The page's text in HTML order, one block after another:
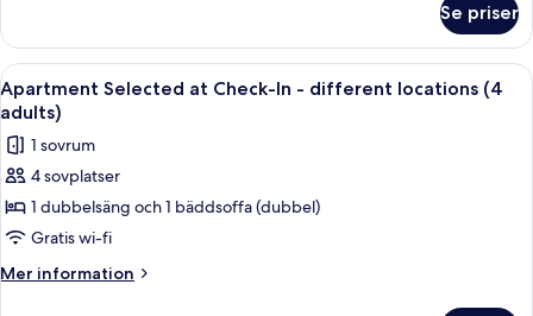
different
locations
(2
adults)
Selected
at
Check-
In
different
locations
adults)
Se priser
Öppna
alla
foton
för
Apartment
Selected
at
Check-
En snyggt bäddad säng med ett
16
Apartment Selected at Check-In - different locations (4
adults)
1 sovrum
4 sovplatser
1 dubbelsäng och 1 bäddsoffa (dubbel)
Gratis wi-fi
Mer information
Mer